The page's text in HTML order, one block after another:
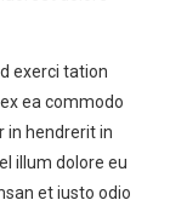
exerci tation
ea commodo
in hendrerit in
illum dolore eu
et iusto odio